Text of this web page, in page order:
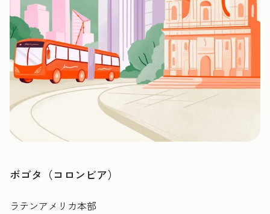
ボゴタ（コロンビア）
ラテンアメリカ本部